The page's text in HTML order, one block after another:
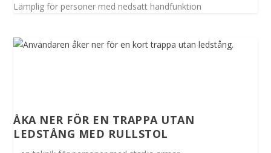
Lämplig för personer med nedsatt handfunktion
ÅKA NER FÖR EN TRAPPA UTAN
LEDSTÅNG MED RULLSTOL